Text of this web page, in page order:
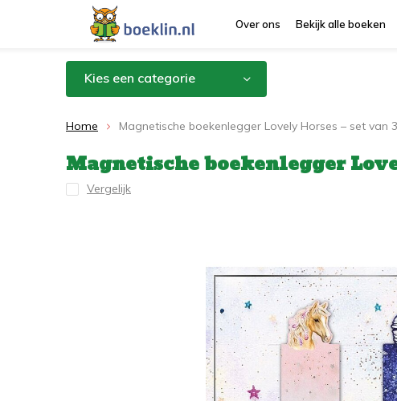
Over ons Bekijk alle boeken
Kies een categorie
Home Magnetische boekenlegger Lovely Horses – set
Magnetische boekenlegger
Vergelijk